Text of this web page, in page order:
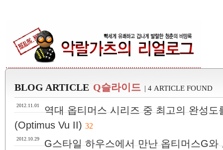
BLOG ARTICLE Q슬라이드 | 4 ARTICLE FOUND
2012.11.01
역대 옵티머스 시리즈 중 최고의 완성
(Optimus Vu II) 32
2012.10.29
G스타일 하우스에서 만난 옵티머스G